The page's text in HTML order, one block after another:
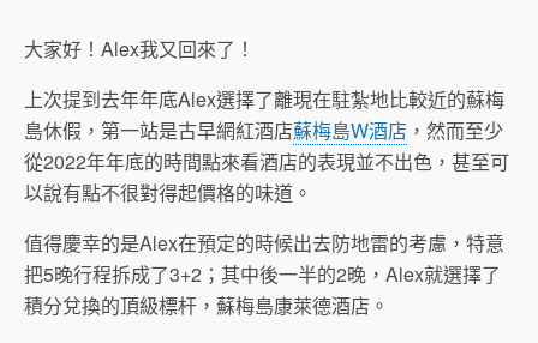
大家好！Alex我又回來了！
上次提到去年年底Alex選擇了離現在駐紮地比較近的蘇梅
島休假，第一站是古早網紅酒店蘇梅島W酒店 ，然而至少
從2022年年底的時間點來看酒店的表現並不出色，甚至可
以說有點不很對得起價格的味道。
值得慶幸的是Alex在預定的時候出去防地雷的考慮，特意
把5晚行程拆成了3+2；其中後一半的2晚，Alex就選擇了
積分兌換的頂級標杆，蘇梅島康萊德酒店。